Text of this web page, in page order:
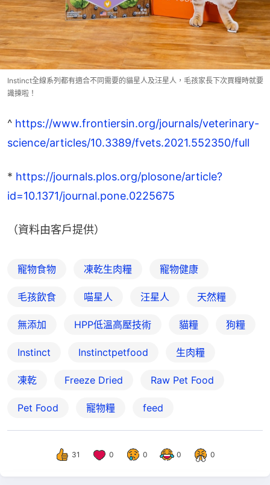
Instinct全線系列都有適合不同需要的貓星人及汪星人，毛孩家長下次買糧時就要
識揀啦！
^ https://www.frontiersin.org/journals/veterinary-
science/articles/10.3389/fvets.2021.552350/full
* https://journals.plos.org/plosone/article?
id=10.1371/journal.pone.0225675
（資料由客戶提供）
寵物食物 凍乾生肉糧 寵物健康
毛孩飲食 喵星人 汪星人 天然糧
無添加 HPP低溫高壓技術 貓糧 狗糧
Instinct Instinctpetfood 生肉糧
凍乾 Freeze Dried Raw Pet Food
Pet Food 寵物糧 feed
31 0 0 0 0